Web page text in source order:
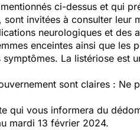
ci-dessus et qui
invitées à consulter leur
neurologiques et des
enceintes ainsi que les
La listériose est
sont claires : Ne
qui vous informera du
mardi 13 février 2024.